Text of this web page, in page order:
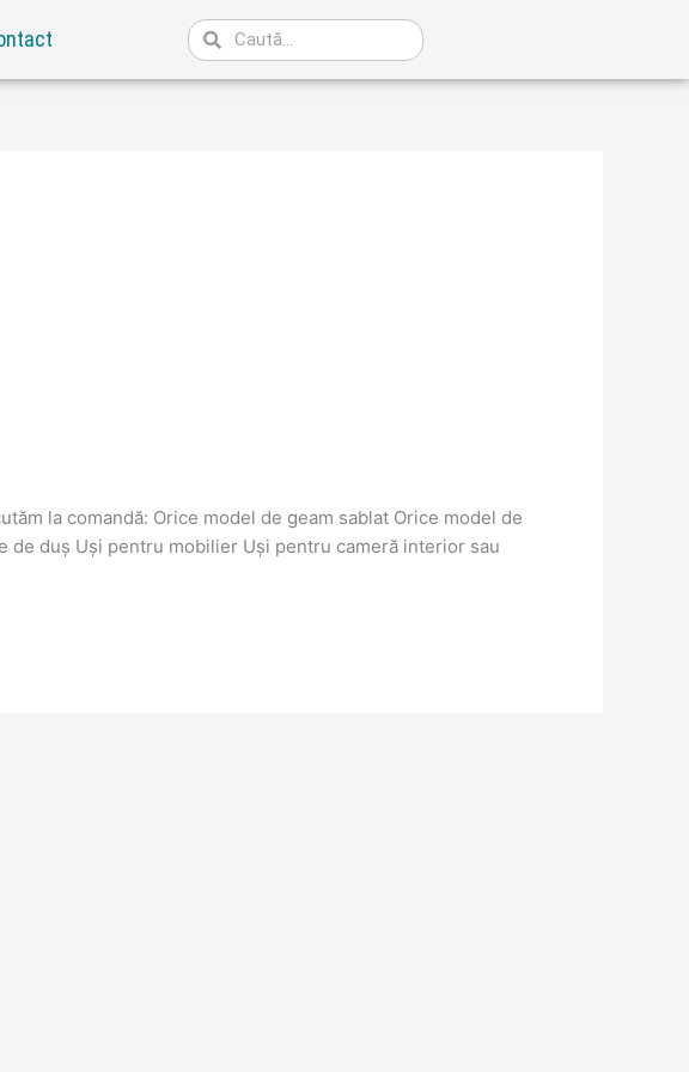
Caută
la comandă: Orice model de geam sablat Orice model de
duș Uși pentru mobilier Uși pentru cameră interior sau